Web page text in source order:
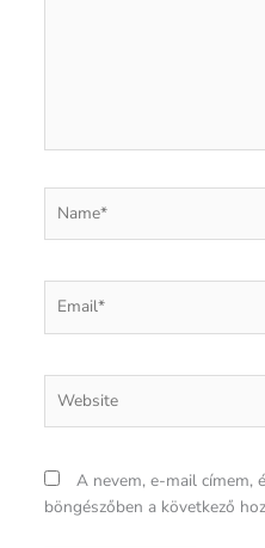
A nevem, e-mail címem,
böngészőben a következő